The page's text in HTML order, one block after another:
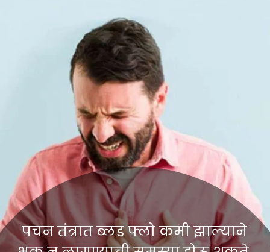
पचन तंत्रात ब्लड फ्लो कमी झाल्याने